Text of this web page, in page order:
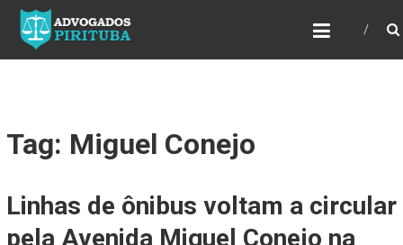
ADVOGADOS PIRITUBA
Precisando de advogado? Entre em contato!
Fazemos toda a assessoria que você
Tag: Miguel Conejo
Linhas de ônibus voltam a circular
pela Avenida Miguel Conejo na